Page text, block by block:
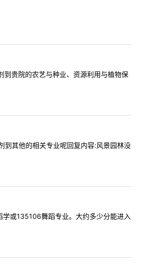
贵院的农艺与种业、资源利用与植物保
其他的相关专业呢回复内容:风景园林没
或135106舞蹈专业。大约多少分能进入